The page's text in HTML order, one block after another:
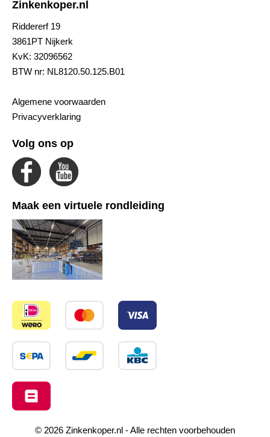
Zinkenkoper.nl
Riddererf 19
3861PT Nijkerk
KvK: 32096562
BTW nr: NL8120.50.125.B01
Algemene voorwaarden
Privacyverklaring
Volg ons op
Maak een virtuele rondleiding
© 2026 Zinkenkoper.nl - Alle rechten voorbehouden